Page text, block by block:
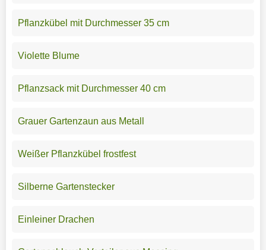
Pflanzkübel mit Durchmesser 35 cm
Violette Blume
Pflanzsack mit Durchmesser 40 cm
Grauer Gartenzaun aus Metall
Weißer Pflanzkübel frostfest
Silberne Gartenstecker
Einleiner Drachen